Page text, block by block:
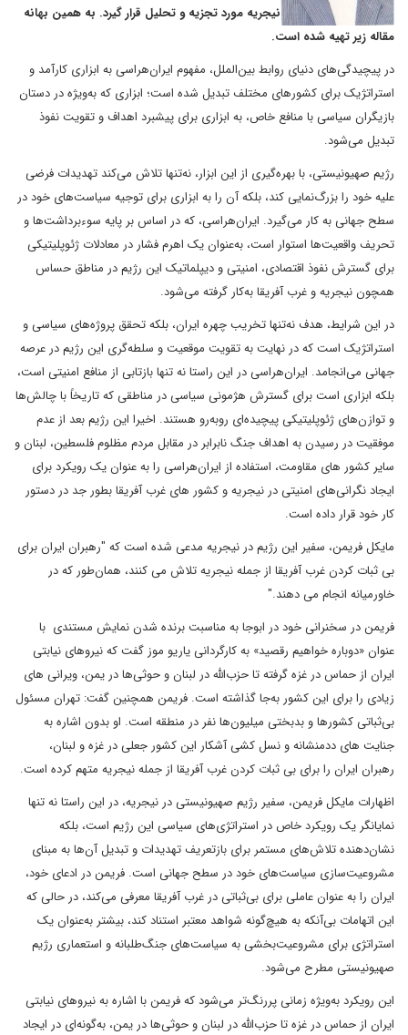
نیجریه مورد تجزیه و تحلیل قرار گیرد. به همین بهانه
مقاله زیر تهیه شده است.
در پیچیدگی‌های دنیای روابط بین‌الملل، مفهوم ایران‌هراسی به ابزاری کارآمد و
استراتژیک برای کشورهای مختلف تبدیل شده است؛ ابزاری که به‌ویژه در دستان
بازیگران سیاسی با منافع خاص، به ابزاری برای پیشبرد اهداف و تقویت نفوذ
تبدیل می‌شود.
رژیم صهیونیستی، با بهره‌گیری از این ابزار، نه‌تنها تلاش می‌کند تهدیدات فرضی
علیه خود را بزرگ‌نمایی کند، بلکه آن را به ابزاری برای توجیه سیاست‌های خود در
سطح جهانی به کار می‌گیرد. ایران‌هراسی، که در اساس بر پایه سوءبرداشت‌ها و
تحریف واقعیت‌ها استوار است، به‌عنوان یک اهرم فشار در معادلات ژئوپلیتیکی
برای گسترش نفوذ اقتصادی، امنیتی و دیپلماتیک این رژیم در مناطق حساس
همچون نیجریه و غرب آفریقا به‌کار گرفته می‌شود.
در این شرایط، هدف نه‌تنها تخریب چهره ایران، بلکه تحقق پروژه‌های سیاسی و
استراتژیک است که در نهایت به تقویت موقعیت و سلطه‌گری این رژیم در عرصه
جهانی می‌انجامد. ایران‌هراسی در این راستا نه تنها بازتابی از منافع امنیتی است،
بلکه ابزاری است برای گسترش هژمونی سیاسی در مناطقی که تاریخاً با چالش‌ها
و توازن‌های ژئوپلیتیکی پیچیده‌ای روبه‌رو هستند. اخیرا این رژیم بعد از عدم
موفقیت در رسیدن به اهداف جنگ نابرابر در مقابل مردم مظلوم فلسطین، لبنان و
سایر کشور های مقاومت، استفاده از ایران‌هراسی را به عنوان یک رویکرد برای
ایجاد نگرانی‌های امنیتی در نیجریه و کشور های غرب آفریقا بطور جد در دستور
کار خود قرار داده است.
مایکل فریمن، سفیر این رژیم در نیجریه مدعی شده است که "رهبران ایران برای
بی ثبات کردن غرب آفریقا از جمله نیجریه تلاش می کنند، همان‌طور که در
خاورمیانه انجام می دهند."
فریمن در سخنرانی خود در ابوجا به مناسبت برنده شدن نمایش مستندی با
عنوان «دوباره خواهیم رقصید» به کارگردانی یاریو موز گفت که نیروهای نیابتی
ایران از حماس در غزه گرفته تا حزب‌الله در لبنان و حوثی‌ها در یمن، ویرانی های
زیادی را برای این کشور به‌جا گذاشته است. فریمن همچنین گفت: تهران مسئول
بی‌ثباتی کشورها و بدبختی میلیون‌ها نفر در منطقه است. او بدون اشاره به
جنایت های ددمنشانه و نسل کشی آشکار این کشور جعلی در غزه و لبنان،
رهبران ایران را برای بی ثبات کردن غرب آفریقا از جمله نیجریه متهم کرده است.
اظهارات مایکل فریمن، سفیر رژیم صهیونیستی در نیجریه، در این راستا نه تنها
نمایانگر یک رویکرد خاص در استراتژی‌های سیاسی این رژیم است، بلکه
نشان‌دهنده تلاش‌های مستمر برای بازتعریف تهدیدات و تبدیل آن‌ها به مبنای
مشروعیت‌سازی سیاست‌های خود در سطح جهانی است. فریمن در ادعای خود،
ایران را به عنوان عاملی برای بی‌ثباتی در غرب آفریقا معرفی می‌کند، در حالی که
این اتهامات بی‌آنکه به هیچ‌گونه شواهد معتبر استناد کند، بیشتر به‌عنوان یک
استراتژی برای مشروعیت‌بخشی به سیاست‌های جنگ‌طلبانه و استعماری رژیم
صهیونیستی مطرح می‌شود.
این رویکرد به‌ویژه زمانی پررنگ‌تر می‌شود که فریمن با اشاره به نیروهای نیابتی
ایران از حماس در غزه تا حزب‌الله در لبنان و حوثی‌ها در یمن، به‌گونه‌ای در ایجاد